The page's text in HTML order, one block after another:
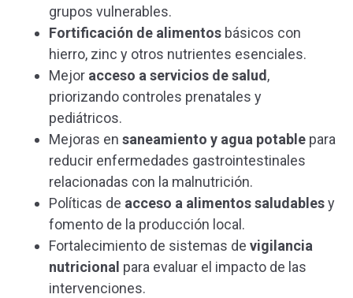
grupos vulnerables.
Fortificación de alimentos básicos con
hierro, zinc y otros nutrientes esenciales.
Mejor acceso a servicios de salud,
priorizando controles prenatales y
pediátricos.
Mejoras en saneamiento y agua potable para
reducir enfermedades gastrointestinales
relacionadas con la malnutrición.
Políticas de acceso a alimentos saludablesy
fomento de la producción local.
Fortalecimiento de sistemas de vigilancia
nutricional para evaluar el impacto de las
intervenciones​.